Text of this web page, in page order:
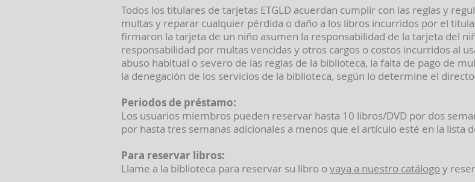
Todos los titulares de tarjetas ETGLD acuerdan cumplir con las reglas y
multas y reparar cualquier pérdida o daño a los libros incurridos por el
firmaron la tarjeta de un niño asumen la responsabilidad de la tarjeta del
responsabilidad por multas vencidas y otros cargos o costos incurridos al
abuso habitual o severo de las reglas de la biblioteca, la falta de pago de
la denegación de los servicios de la biblioteca, según lo determine el
Periodos de préstamo:
Los usuarios miembros pueden reservar hasta 10 libros/DVD por dos
por hasta tres semanas adicionales a menos que el artículo esté en la lista
Para reservar libros:
Llame a la biblioteca para reservar su libro ovaya a nuestro catálogoy